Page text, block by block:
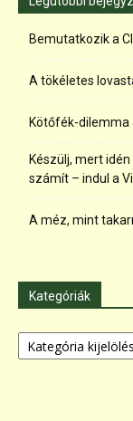
Bemutatkozik a
A tökéletes
Kötőfék-dilemma
Készülj, mert
számít – indul a
A méz, mint
Kategóriák
Kategóriák